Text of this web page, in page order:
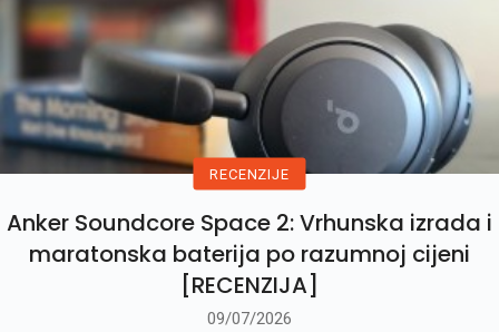
RECENZIJE
Anker Soundcore Space 2: Vrhunska izrada i
maratonska baterija po razumnoj cijeni
[RECENZIJA]
09/07/2026